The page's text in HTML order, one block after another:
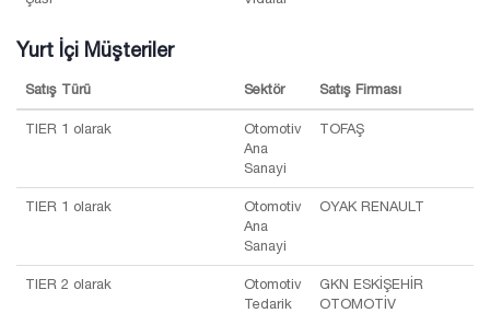
Yurt İçi Müşteriler
Satış Türü Sektör Satış Firması
TIER 1 olarak
Otomotiv
Ana
Sanayi
TOFAŞ
TIER 1 olarak
Otomotiv
Ana
Sanayi
OYAK RENAULT
TIER 2 olarak
Otomotiv
Tedarik
GKN ESKİŞEHİR
OTOMOTİV